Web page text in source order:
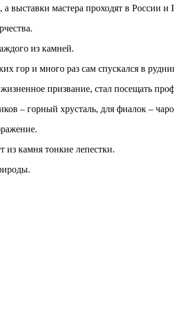
выставки мастера проходят в России и
из камней.
гор и много раз сам спускался в
призвание, стал посещать
– горный хрусталь, для фиалок –
из камня тонкие лепестки.